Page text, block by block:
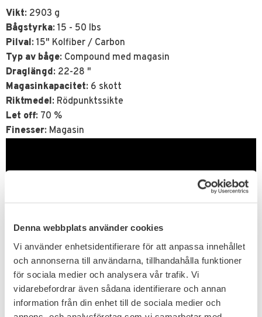
Denna webbplats använder cookies
Vi använder enhetsidentifierare för att anpassa innehållet
och annonserna till användarna, tillhandahålla funktioner
för sociala medier och analysera vår trafik. Vi
vidarebefordrar även sådana identifierare och annan
information från din enhet till de sociala medier och
Vikt: 2903 g
Bågstyrka: 15 - 50 lbs
Pilval: 15" Kolfiber / Carbon
Typ av båge: Compound med magasin
Draglängd: 22-28 "
Magasinkapacitet: 6 skott
Riktmedel: Rödpunktssikte
Let off: 70 %
Finesser: Magasin
Related products